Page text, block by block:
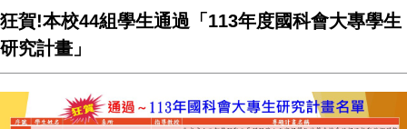
狂賀!本校44組學生通過「113年度國科會大專學生
研究計畫」